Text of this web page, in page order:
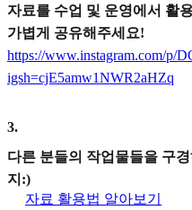
자료를 수업 및 운영에서 활
가볍게 공유해주세요!
https://www.instagram.com/p/
igsh=cjE5amw1NWR2aHZq
3.
다른 분들의 작업물들을 구
지:)
자료 활용법 알아보기